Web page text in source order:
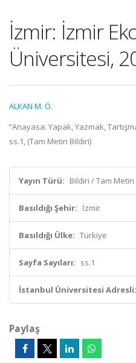
İzmir: İzmir
Üniversitesi,
ALKAN M. Ö.
“Anayasa: Yapak, Yazmak,
ss.1, (Tam Metin Bildiri)
Yayın Türü: Bildiri / Tam Metin
Basıldığı Şehir: İzmir
Basıldığı Ülke: Türkiye
Sayfa Sayıları: ss.1
İstanbul Üniversitesi Adresli:
Paylaş